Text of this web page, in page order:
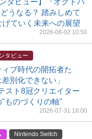
うなる？ 踏みしめて
ていく未来への展望
2026-08-02 10:50
タビュー
ブ時代の開拓者た
別化できない」
ト8冠クリエイター
ものづくりの軸"
2026-07-31 18:00
Nintendo Switch